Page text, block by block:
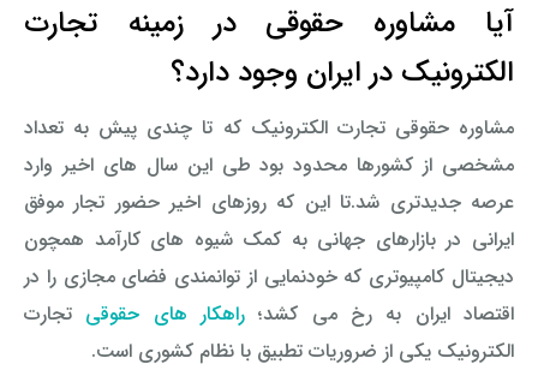
آیا مشاوره حقوقی در زمینه تجارت
الکترونیک در ایران وجود دارد؟
مشاوره حقوقی تجارت الکترونیک که تا چندی پیش به تعداد
مشخصی از کشورها محدود بود طی این سال های اخیر وارد
عرصه جدیدتری شد.تا این که روزهای اخیر حضور تجار موفق
ایرانی در بازارهای جهانی به کمک شیوه های کارآمد همچون
دیجیتال کامپیوتری که خودنمایی از توانمندی فضای مجازی را در
اقتصاد ایران به رخ می کشد؛ راهکار های حقوقی تجارت
الکترونیک یکی از ضروریات تطبیق با نظام کشوری است.